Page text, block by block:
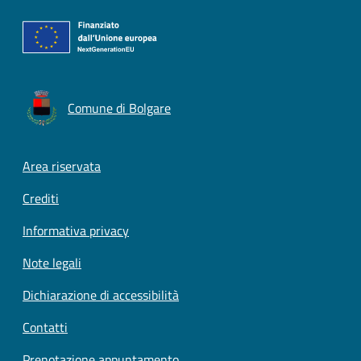
Comune di Bolgare
Footer menu
Area riservata
Crediti
Informativa privacy
Note legali
Dichiarazione di accessibilità
Contatti